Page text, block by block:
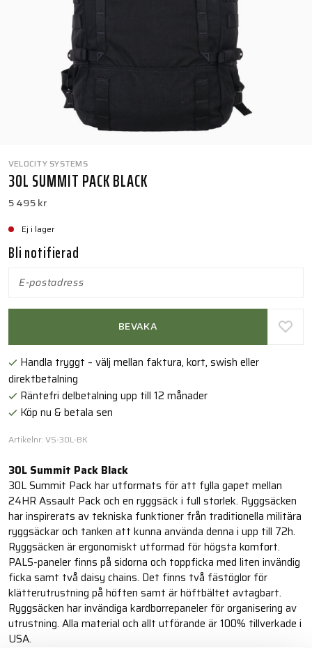
VELOCITY SYSTEMS
30L SUMMIT PACK BLACK
5 495 kr
Ej i lager
Bli notifierad
BEVAKA
Handla tryggt – välj mellan faktura, kort, swish eller
direktbetalning
Räntefri delbetalning upp till 12 månader
Köp nu & betala sen
Artikelnr: VS-30L-BK
30L Summit Pack Black
30L Summit Pack har utformats för att fylla gapet mellan
24HR Assault Pack och en ryggsäck i full storlek. Ryggsäcken
har inspirerats av tekniska funktioner från traditionella militära
ryggsäckar och tanken att kunna använda denna i upp till 72h.
Ryggsäcken är ergonomiskt utformad för högsta komfort.
PALS-paneler finns på sidorna och toppficka med liten invändig
ficka samt två daisy chains. Det finns två fästöglor för
klätterutrustning på höften samt är höftbältet avtagbart.
Ryggsäcken har invändiga kardborrepaneler för organisering av
utrustning. Alla material och allt utförande är 100% tillverkade i
USA.